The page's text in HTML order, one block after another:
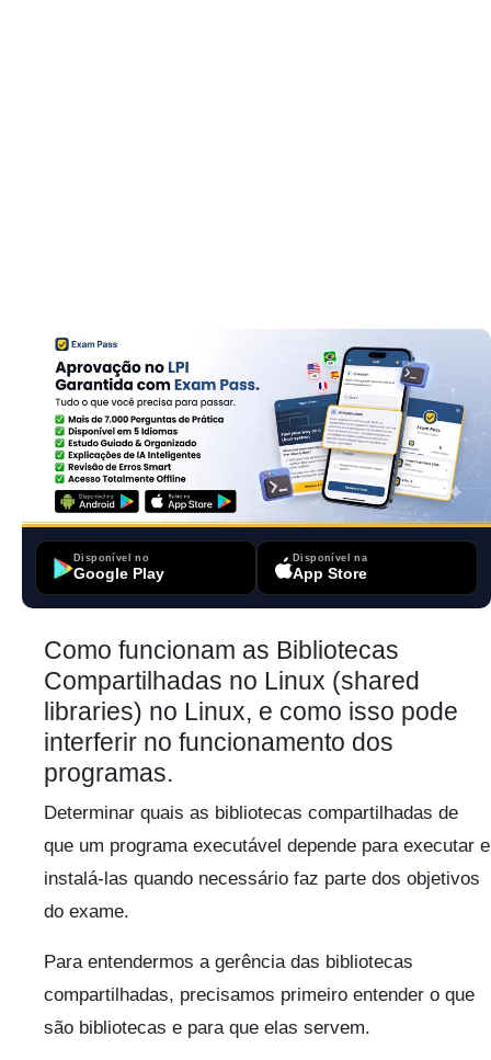
Disponível no
Google Play
Disponível na
App Store
Como funcionam as Bibliotecas
Compartilhadas no Linux (shared
libraries) no Linux, e como isso pode
interferir no funcionamento dos
programas.
Determinar quais as bibliotecas compartilhadas de
que um programa executável depende para executar e
instalá-las quando necessário faz parte dos objetivos
do exame.
Para entendermos a gerência das bibliotecas
compartilhadas, precisamos primeiro entender o que
são bibliotecas e para que elas servem.